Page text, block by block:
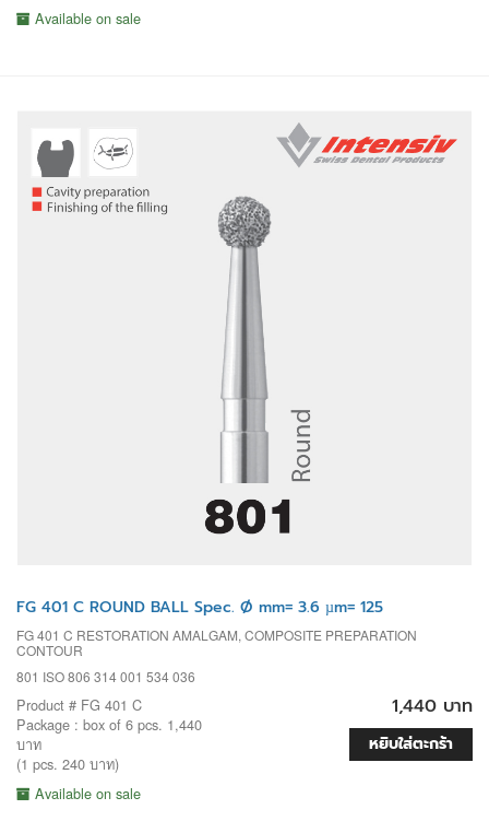
Available on sale
FG 401 C ROUND BALL Spec. Ø mm= 3.6 µm= 125
FG 401 C RESTORATION AMALGAM, COMPOSITE PREPARATION
CONTOUR
801 ISO 806 314 001 534 036
Product # FG 401 C
Package : box of 6 pcs. 1,440
บาท
(1 pcs. 240 บาท)
Available on sale
1,440 บาท
หยิบใส่ตะกร้า